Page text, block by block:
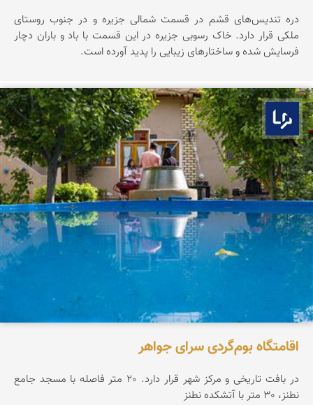
دره تندیس‌های قشم در قسمت شمالی جزیره و در جنوب روستای
ملکی قرار دارد. خاک رسوبی جزیره در این قسمت با باد و باران دچار
فرسایش شده و ساختارهای زیبایی را پدید آورده است.
بوم ما
اقامتگاه بوم‌گردی سرای جواهر
در بافت تاریخی و مرکز شهر قرار دارد. 20 متر فاصله با مسجد جامع
نطنز، 30 متر با آتشکده نطنز